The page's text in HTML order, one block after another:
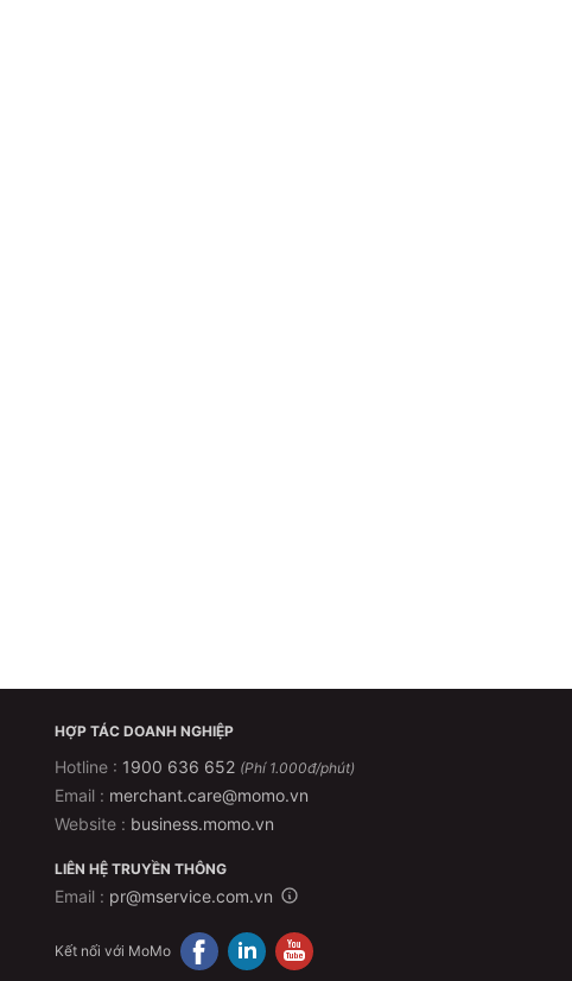
HỢP TÁC DOANH NGHIỆP
Hotline : 1900 636 652 (Phí 1.000đ/phút)
Email : merchant.care@momo.vn
Website : business.momo.vn
LIÊN HỆ TRUYỀN THÔNG
Email : pr@mservice.com.vn
Kết nối với MoMo